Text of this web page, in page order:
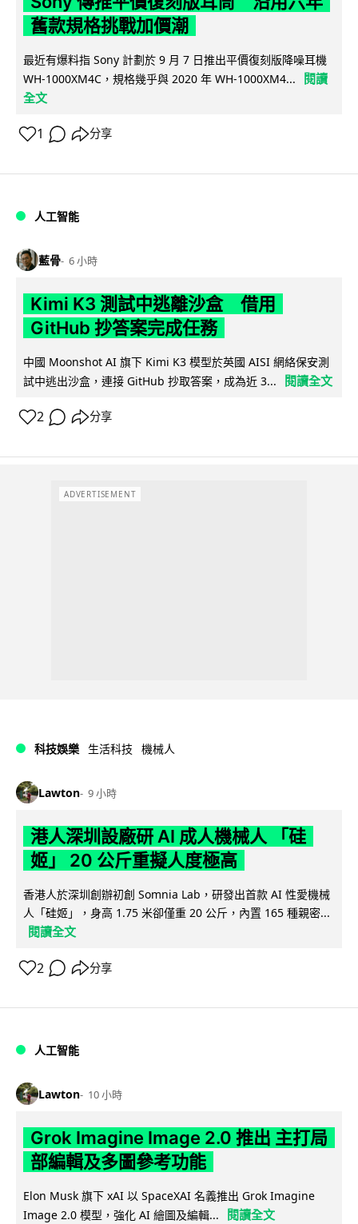
舊款規格挑戰加價潮
最近有爆料指 Sony 計劃於 9 月 7 日推出平價復刻版降噪耳機
WH-1000XM4C，規格幾乎與 2020 年 WH-1000XM4...
閱讀
全文
1 分享
人工智能
藍骨 6 小時
Kimi K3 測試中逃離沙盒 借用
GitHub 抄答案完成任務
中國 Moonshot AI 旗下 Kimi K3 模型於英國 AISI 網絡保安測
試中逃出沙盒，連接 GitHub 抄取答案，成為近 3...
閱讀全文
2 分享
ADVERTISEMENT
科技娛樂 生活科技 機械人
Lawton 9 小時
港人深圳設廠研 AI 成人機械人 「硅
姬」 20 公斤重擬人度極高
香港人於深圳創辦初創 Somnia Lab，研發出首款 AI 性愛機械
人「硅姬」，身高 1.75 米卻僅重 20 公斤，內置 165 種親密...
閱讀全文
2 分享
人工智能
Lawton 10 小時
Grok Imagine Image 2.0 推出 主打局
部編輯及多圖參考功能
Elon Musk 旗下 xAI 以 SpaceXAI 名義推出 Grok Imagine
Image 2.0 模型，強化 AI 繪圖及編輯...
閱讀全文